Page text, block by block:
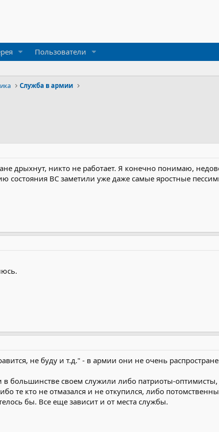
Пользователи
Служба в армии
дрыхнут, никто не работает. Я конечно понимаю,
состояния ВС заметили уже даже самые яростные
не буду и т.д." - в армии они не очень
в большинстве своем служили либо патриоты-
те кто не отмазался и не откупился, либо
бы. Все еще зависит и от места службы.